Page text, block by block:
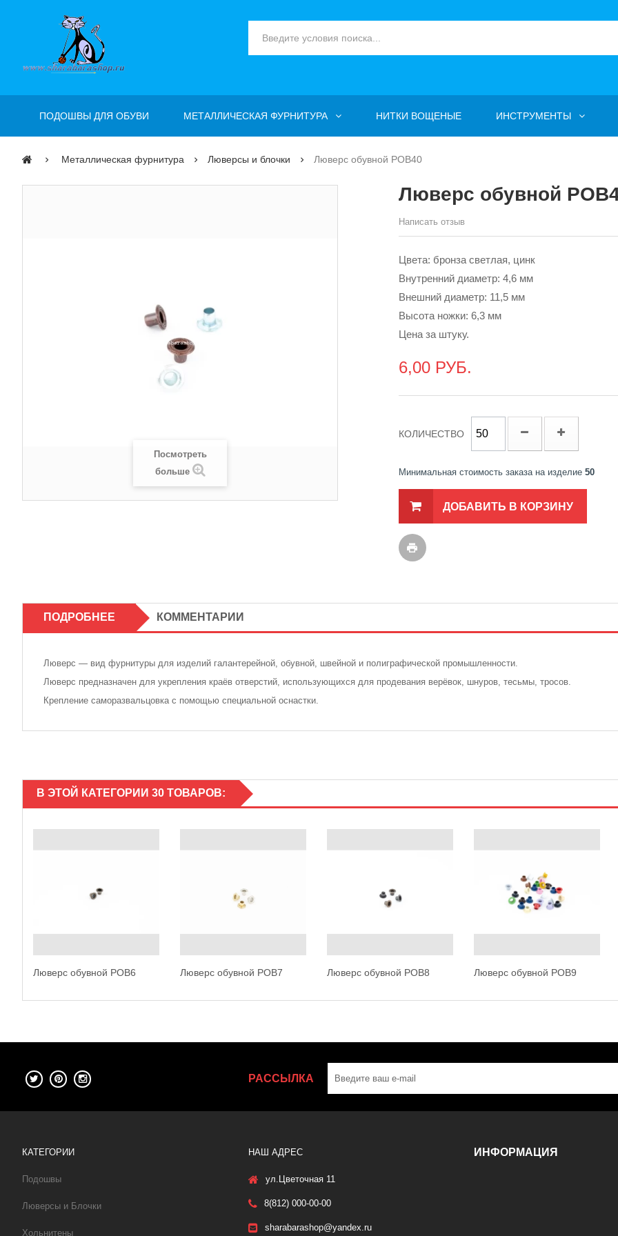
ПОДОШВЫ ДЛЯ ОБУВИ МЕТАЛЛИЧЕСКАЯ ФУРНИТУРА НИТКИ ВОЩЕНЫЕ ИНСТРУМЕНТЫ
Металлическая фурнитура Люверсы и блочки Люверс обувной POB40
Посмотреть
больше
Люверс обувной
Написать отзыв
Цвета: бронза светлая, цинк
Внутренний диаметр: 4,6 мм
Внешний диаметр: 11,5 мм
Высота ножки: 6,3 мм
Цена за штуку.
6,00 РУБ.
КОЛИЧЕСТВО
Минимальная стоимость заказа на изделие 50
ДОБАВИТЬ В КОРЗИНУ
ПОДРОБНЕЕ КОММЕНТАРИИ
Люверс — вид фурнитуры для изделий галантерейной, обувной, швейной и полиграфической промышленности.
Люверс предназначен для укрепления краёв отверстий, использующихся для продевания верёвок, шнуров, тесьмы, тросов.
Крепление саморазвальцовка с помощью специальной оснастки.
В ЭТОЙ КАТЕГОРИИ 30 ТОВАРОВ:
Люверс обувной POB6 Люверс обувной POB7 Люверс обувной POB8 Люверс обувной POB9
РАССЫЛКА
КАТЕГОРИИ
Подошвы
Люверсы и Блочки
Хольнитены
НАШ АДРЕС
ул.Цветочная 11
8(812) 000-00-00
sharabarashop@yandex.ru
ИНФОРМАЦИЯ